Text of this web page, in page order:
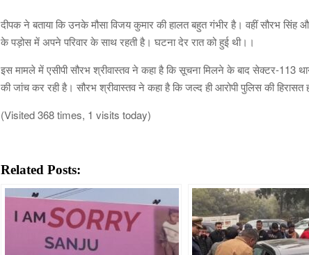
दीपक ने बताया कि उनके मौसा विजय कुमार की हालत बहुत गंभीर है। वहीं सौरभ सिंह
के पड़ोस में अपने परिवार के साथ रहती है। घटना देर रात को हुई थी।।
इस मामले में एसीपी सौरभ श्रीवास्तव ने कहा है कि सूचना मिलने के बाद सेक्टर-113
की जांच कर रही है। सौरभ श्रीवास्तव ने कहा है कि जल्द ही आरोपी पुलिस की हिरासत
(Visited 368 times, 1 visits today)
Related Posts: